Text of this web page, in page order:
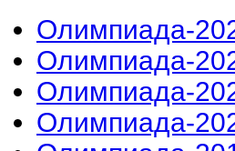
Олимпиада-
Олимпиада-
Олимпиада-
Олимпиада-